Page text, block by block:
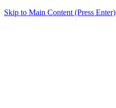
Skip to Main Content (Press Enter)